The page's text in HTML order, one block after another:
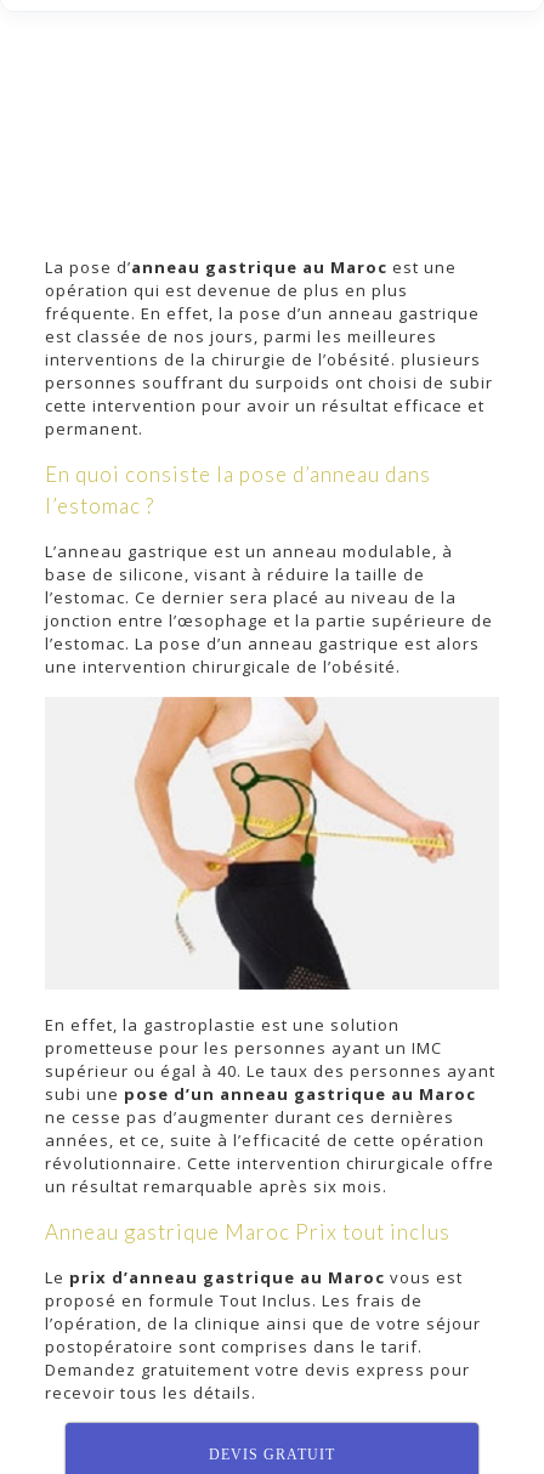
La pose d’anneau gastrique au Maroc est une
opération qui est devenue de plus en plus
fréquente. En effet, la pose d’un anneau gastrique
est classée de nos jours, parmi les meilleures
interventions de la chirurgie de l’obésité. plusieurs
personnes souffrant du surpoids ont choisi de subir
cette intervention pour avoir un résultat efficace et
permanent.
En quoi consiste la pose d’anneau dans
l’estomac ?
L’anneau gastrique est un anneau modulable, à
base de silicone, visant à réduire la taille de
l’estomac. Ce dernier sera placé au niveau de la
jonction entre l’œsophage et la partie supérieure de
l’estomac. La pose d’un anneau gastrique est alors
une intervention chirurgicale de l’obésité.
En effet, la gastroplastie est une solution
prometteuse pour les personnes ayant un IMC
supérieur ou égal à 40. Le taux des personnes ayant
subi une pose d’un anneau gastrique au Maroc
ne cesse pas d’augmenter durant ces dernières
années, et ce, suite à l’efficacité de cette opération
révolutionnaire. Cette intervention chirurgicale offre
un résultat remarquable après six mois.
Anneau gastrique Maroc Prix tout inclus
Le prix d’anneau gastrique au Maroc vous est
proposé en formule Tout Inclus. Les frais de
l’opération, de la clinique ainsi que de votre séjour
postopératoire sont comprises dans le tarif.
Demandez gratuitement votre devis express pour
recevoir tous les détails.
DEVIS GRATUIT